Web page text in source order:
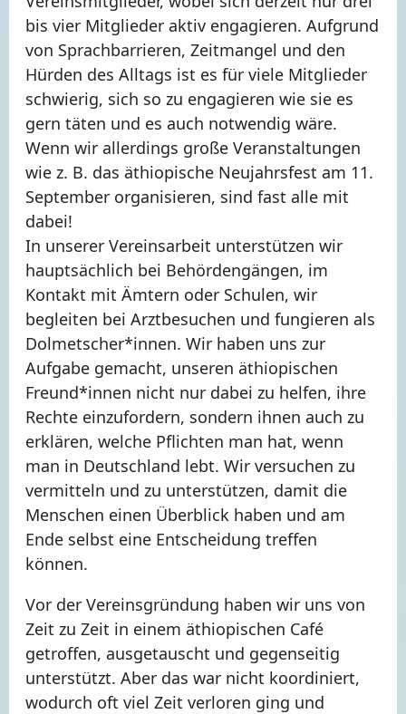
bis vier Mitglieder aktiv engagieren. Aufgrund
von Sprachbarrieren, Zeitmangel und den
Hürden des Alltags ist es für viele Mitglieder
schwierig, sich so zu engagieren wie sie es
gern täten und es auch notwendig wäre.
Wenn wir allerdings große Veranstaltungen
wie z. B. das äthiopische Neujahrsfest am 11.
September organisieren, sind fast alle mit
dabei!
In unserer Vereinsarbeit unterstützen wir
hauptsächlich bei Behördengängen, im
Kontakt mit Ämtern oder Schulen, wir
begleiten bei Arztbesuchen und fungieren als
Dolmetscher*innen. Wir haben uns zur
Aufgabe gemacht, unseren äthiopischen
Freund*innen nicht nur dabei zu helfen, ihre
Rechte einzufordern, sondern ihnen auch zu
erklären, welche Pflichten man hat, wenn
man in Deutschland lebt. Wir versuchen zu
vermitteln und zu unterstützen, damit die
Menschen einen Überblick haben und am
Ende selbst eine Entscheidung treffen
können.
Vor der Vereinsgründung haben wir uns von
Zeit zu Zeit in einem äthiopischen Café
getroffen, ausgetauscht und gegenseitig
unterstützt. Aber das war nicht koordiniert,
wodurch oft viel Zeit verloren ging und